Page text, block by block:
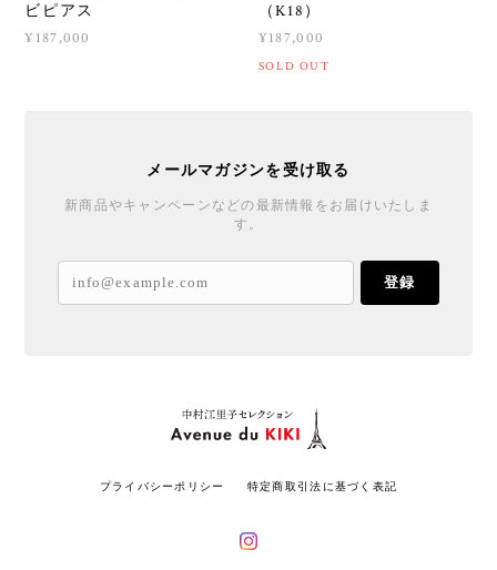
ビピアス
¥187,000
（K18）
¥187,000
SOLD OUT
メールマガジンを受け取る
新商品やキャンペーンなどの最新情報をお届けいたしま
す。
登録
プライバシーポリシー 特定商取引法に基づく表記